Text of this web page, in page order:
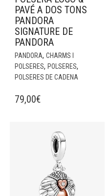
PAVÉ A DOS TONS
PANDORA
SIGNATURE DE
PANDORA
PANDORA, CHARMS I
POLSERES, POLSERES,
POLSERES DE CADENA
79,00€